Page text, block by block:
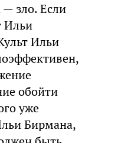
зло. Если
Ильи
Ильи
обойти
уже
Бирмана,